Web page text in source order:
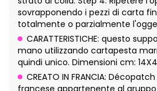
sovrapponendo i pezzi di carta
totalmente o parzialmente
CARATTERISTICHE: questo
mano utilizzando cartapesta
quindi unico. Dimensioni cm:
CREATO IN FRANCIA: